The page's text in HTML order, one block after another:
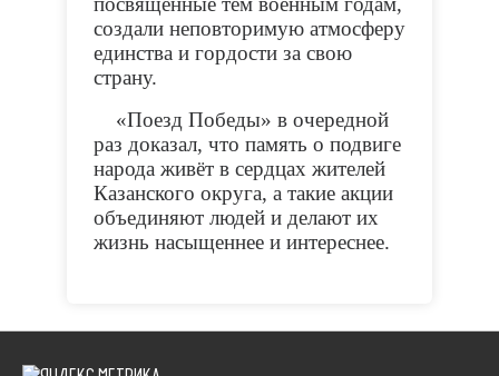
создали неповторимую атмосферу
единства и гордости за свою
страну.
«Поезд Победы» в очередной
раз доказал, что память о подвиге
народа живёт в сердцах жителей
Казанского округа, а такие акции
объединяют людей и делают их
жизнь насыщеннее и интереснее.